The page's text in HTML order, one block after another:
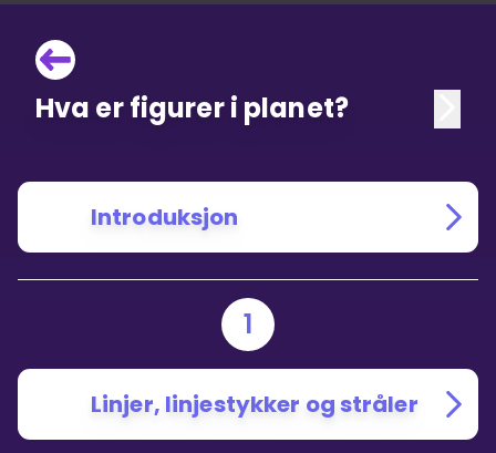
Hva er figurer i planet?
Introduksjon
1
Linjer, linjestykker og stråler